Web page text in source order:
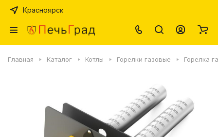
Красноярск
Главная Каталог Котлы Горелки газовые Горелка